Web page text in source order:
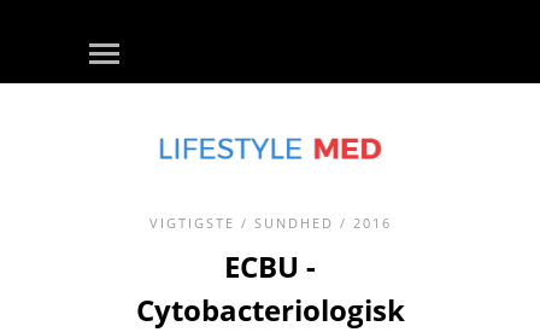
VIGTIGSTE / SUNDHED / 2016
ECBU -
Cytobacteriologisk